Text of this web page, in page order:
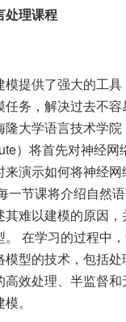
处理课程
模提供了强大的工
务，解决过去不容
隆大学语言技术学
）将首先对神经网
来演示如何将神经
一节课将介绍自然
其难以建模的原因
。 在学习的过程中
模型的技术，包括
效处理、半监督
。